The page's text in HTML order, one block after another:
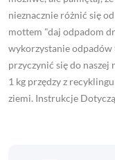
nieznacznie różnić się
mottem "daj odpadom
wykorzystanie odpadów
przyczynić się do
1 kg przędzy z
ziemi. Instrukcje